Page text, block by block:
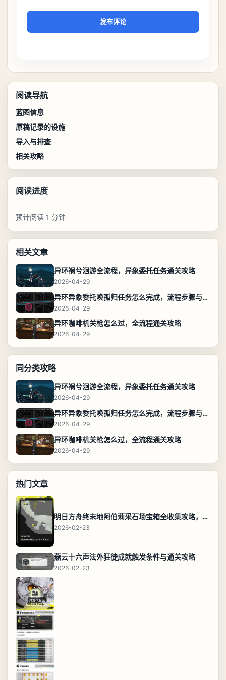
发布评论
阅读导航
蓝图信息
原稿记录的设施
导入与排查
相关攻略
阅读进度
预计阅读 1 分钟
相关文章
异环祸兮洄游全流程，异象委托任务通关攻略
2026-04-29
异环异象委托唤孤归任务怎么完成，流程步骤与位置攻略
2026-04-29
异环咖啡机关枪怎么过，全流程通关攻略
2026-04-29
同分类攻略
异环祸兮洄游全流程，异象委托任务通关攻略
2026-04-29
异环异象委托唤孤归任务怎么完成，流程步骤与位置攻略
2026-04-29
异环咖啡机关枪怎么过，全流程通关攻略
2026-04-29
热门文章
明日方舟终末地阿伯莉采石场宝箱全收集攻略，全点位分布图与路线
2026-02-23
燕云十六声法外狂徒成就触发条件与通关攻略
2026-02-23